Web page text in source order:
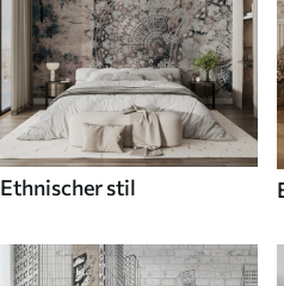
Ethnischer stil